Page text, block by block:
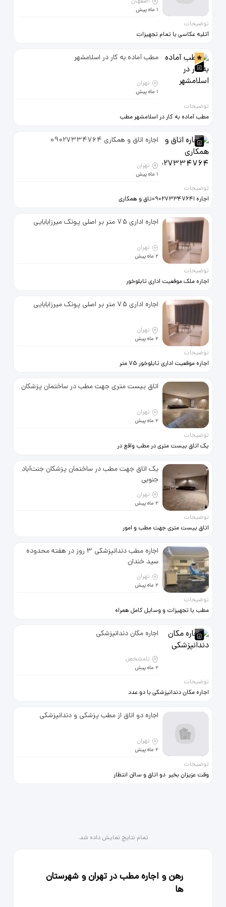
1 ماه پیش
توضیحات
آتلیه عکاسی با تمام تجهیزات
مطب آماده به کار در اسلامشهر
تهران
1 ماه پیش
توضیحات
مطب آماده به کار در اسلامشهر مطب
همکاری با عینک سازی به یک دکتر
چشم پزشک مورد نیاز است
09121370281 حیدرزاده
اجاره اتاق و همکاری 09027334764
تهران
1 ماه پیش
توضیحات
اجاره ا09027334764تاق و همکاری
اجاره اداری 75 متر بر اصلی پونک میرزابابایی
تهران
2 ماه پیش
توضیحات
اجاره ملک موقعیت اداری تابلوخور
تجاری بوستان بر اصلی میرزابابایی
اجاره اداری 75 متر بر اصلی پونک میرزابابایی
تهران
2 ماه پیش
توضیحات
اجاره موقعیت اداری تابلوخور 75 متر
تجاری بوستان بر اصلی میرزا باباییاتاق بیست متری جهت مطب در ساختمان پزشکان
تهران
2 ماه پیش
توضیحات
یک اتاق بیست متری در مطب واقع در
شناخته شده و با سابقه اجاره به
مطب و امور پزشکی دسترسی به
بزرگراه ها لطفاً فقط تماس تلفنی
یک اتاق جهت مطب در ساختمان پزشکان جنت‌آباد
جنوبی
تهران
2 ماه پیش
توضیحات
اتاق بیست متری جهت مطب و امور
شده و با سابقه دسترسی آسان به
بزرگراه ها لطفاً فقط تماس تلفنی
اجاره مطب دندانپزشکی 3 روز در هفته محدوده
سید خندان
تهران
2 ماه پیش
توضیحات
مطب با تجهیزات و وسایل کامل همراه
اجاره مکان دندانپزشکی
نامشخص
2 ماه پیش
توضیحات
اجاره مکان دندانپزشکی با دو عدد
کوچه مشعوف اجاره توافقیاجاره دو اتاق از مطب پزشکی و دندانپزشکی
تهران
2 ماه پیش
توضیحات
وقت عزیزان بخیر دو اتاق و سالن انتظار
تمام نتایج نمایش داده شد.
رهن و اجاره مطب در تهران و شهرستان
ها